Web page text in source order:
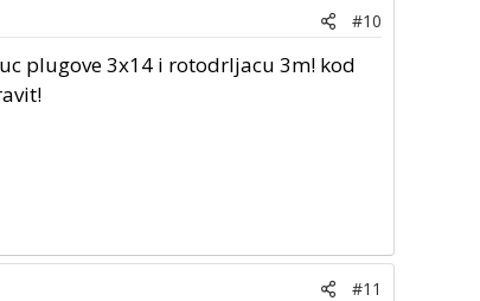
#10
plugove 3x14 i rotodrljacu 3m! kod
#11